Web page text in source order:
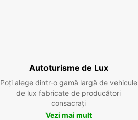
Autoturisme de Lux
Poți alege dintr-o gamă largă de vehicule
de lux fabricate de producători
consacrați
Vezi mai mult